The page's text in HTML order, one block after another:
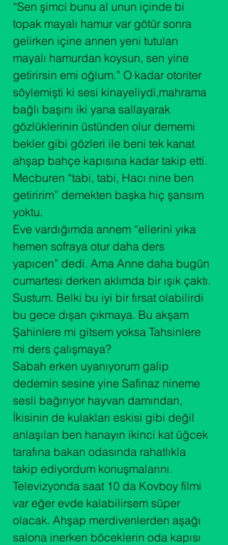
“Sen şimci bunu al unun içinde bi
topak mayalı hamur var götür sonra
gelirken içine annen yeni tutulan
mayalı hamurdan koysun, sen yine
getirirsin emi oğlum.” O kadar otoriter
söylemişti ki sesi kinayeliydi,mahrama
bağlı başını iki yana sallayarak
gözlüklerinin üstünden olur dememi
bekler gibi gözleri ile beni tek kanat
ahşap bahçe kapısına kadar takip etti.
Mecburen “tabi, tabi, Hacı nine ben
getiririm” demekten başka hiç şansım
yoktu.
Eve vardığımda annem “ellerini yıka
hemen sofraya otur daha ders
yapıcen” dedi. Ama Anne daha bugün
cumartesi derken aklımda bir ışık çaktı.
Sustum. Belki bu iyi bir fırsat olabilirdi
bu gece dışarı çıkmaya. Bu akşam
Şahinlere mi gitsem yoksa Tahsinlere
mi ders çalışmaya?
Sabah erken uyanıyorum galip
dedemin sesine yine Safinaz nineme
sesli bağırıyor hayvan damından,
İkisinin de kulakları eskisi gibi değil
anlaşılan ben hanayın ikinci kat üğcek
tarafına bakan odasında rahatlıkla
takip ediyordum konuşmalarını.
Televizyonda saat 10 da Kovboy filmi
var eğer evde kalabilirsem süper
olacak. Ahşap merdivenlerden aşağı
salona inerken böceklerin oda kapısı